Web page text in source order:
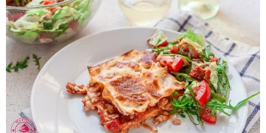
Napoje
Pieczywo
Przetwory
Posiłki